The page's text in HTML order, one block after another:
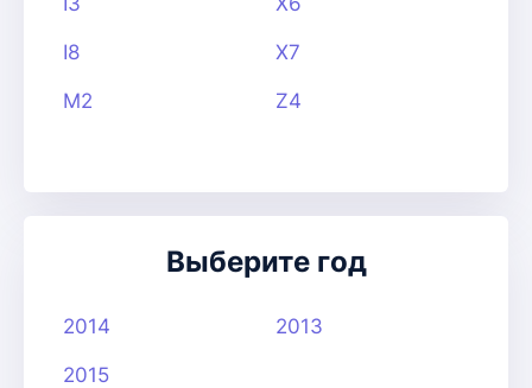
I8
M2
X7
Z4
Выберите год
2014
2015
2013